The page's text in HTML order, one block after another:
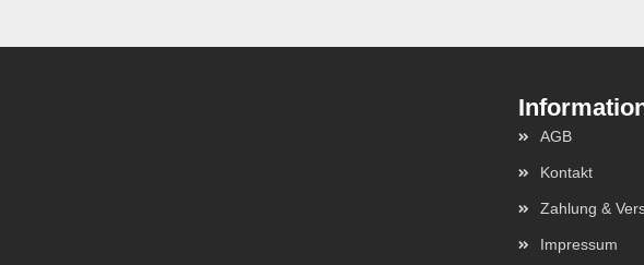
AGB
Kontakt
Zahlung &
Impressum